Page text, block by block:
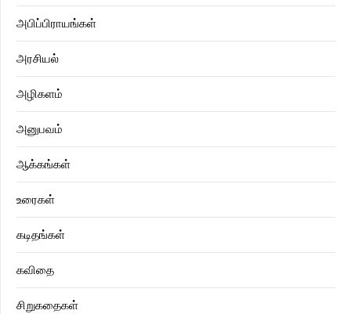
அபிப்பிராயங்கள்
அரசியல்
அழிகளம்
அனுபவம்
ஆக்கங்கள்
உரைகள்
கடிதங்கள்
கவிதை
சிறுகதைகள்